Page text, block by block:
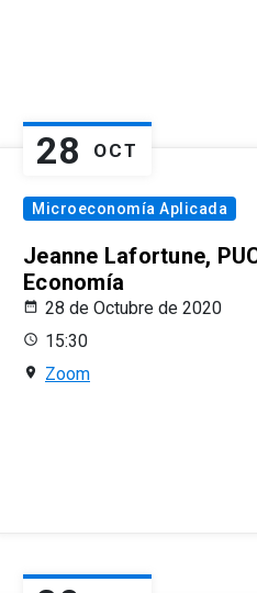
28 OCT
Microeconomía Aplicada
Jeanne Lafortune,
Economía
28 de Octubre de 2020
15:30
Zoom